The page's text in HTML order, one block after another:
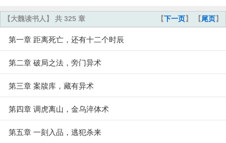
【下一页】 【尾页】
【大魏读书人】 共 325 章
第一章 距离死亡，还有十二个时辰
第二章 破局之法，旁门异术
第三章 案牍库，藏有异术
第四章 调虎离山，金乌淬体术
第五章 一刻入品，逃犯杀来